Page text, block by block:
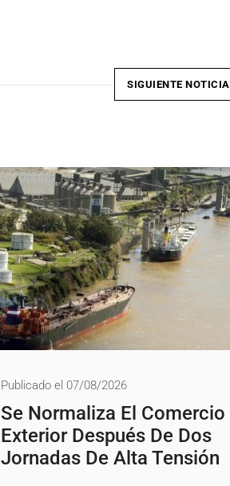
SIGUIENTE NOTICIA
Publicado el 07/08/2026
Se Normaliza El Comercio
Exterior Después De Dos
Jornadas De Alta Tensión